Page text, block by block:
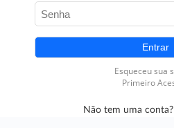
Não tem uma conta?